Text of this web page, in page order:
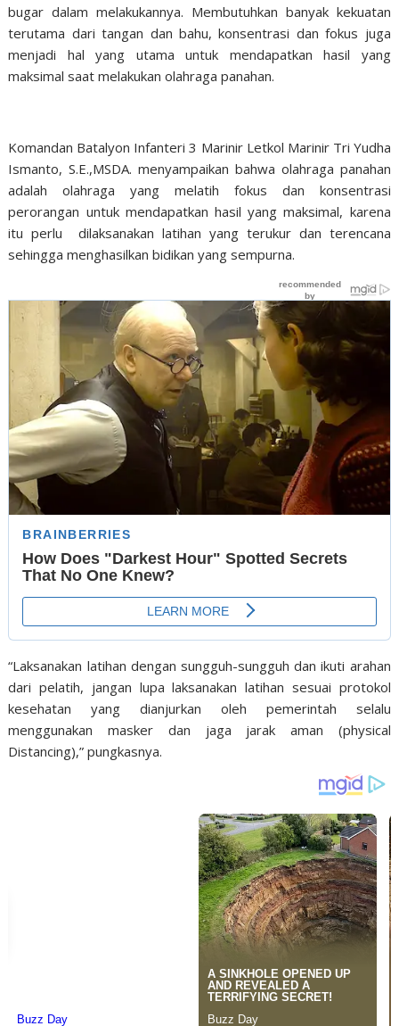
bugar dalam melakukannya. Membutuhkan banyak kekuatan
terutama dari tangan dan bahu, konsentrasi dan fokus juga
menjadi hal yang utama untuk mendapatkan hasil yang
maksimal saat melakukan olahraga panahan.
Komandan Batalyon Infanteri 3 Marinir Letkol Marinir Tri Yudha
Ismanto, S.E.,MSDA. menyampaikan bahwa olahraga panahan
adalah olahraga yang melatih fokus dan konsentrasi
perorangan untuk mendapatkan hasil yang maksimal, karena
itu perlu dilaksanakan latihan yang terukur dan terencana
sehingga menghasilkan bidikan yang sempurna.
“Laksanakan latihan dengan sungguh-sungguh dan ikuti arahan
dari pelatih, jangan lupa laksanakan latihan sesuai protokol
kesehatan yang dianjurkan oleh pemerintah selalu
menggunakan masker dan jaga jarak aman (physical
Distancing),” pungkasnya.